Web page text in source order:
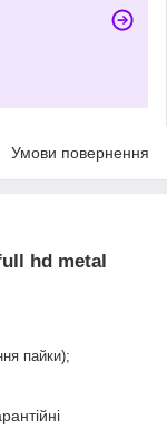
Умови повернення
hd metal
пайки);